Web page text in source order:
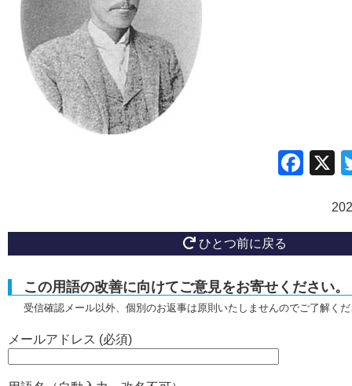
ひとつ前に戻る
この用語の改善に向けてご意見をお寄せください。
受信確認メール以外、個別のお返事は原則いたしませんのでご了解く
メールアドレス (必須)